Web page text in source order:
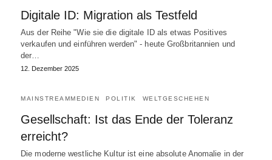
Digitale ID: Migration als Testfeld
Aus der Reihe "Wie sie die digitale ID als etwas Positives
verkaufen und einführen werden" - heute Großbritannien und
der…
12. Dezember 2025
MAINSTREAMMEDIEN POLITIK WELTGESCHEHEN
Gesellschaft: Ist das Ende der Toleranz
erreicht?
Die moderne westliche Kultur ist eine absolute Anomalie in der